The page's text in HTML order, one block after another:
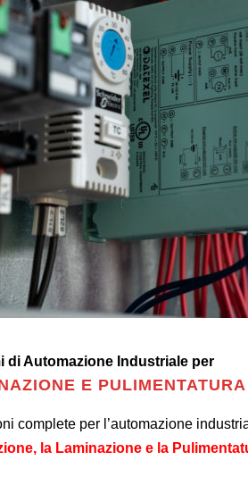
di Automazione Industriale per
E
complete per l’automazione
la Laminazione e la